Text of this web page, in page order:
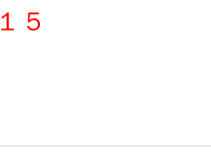
５